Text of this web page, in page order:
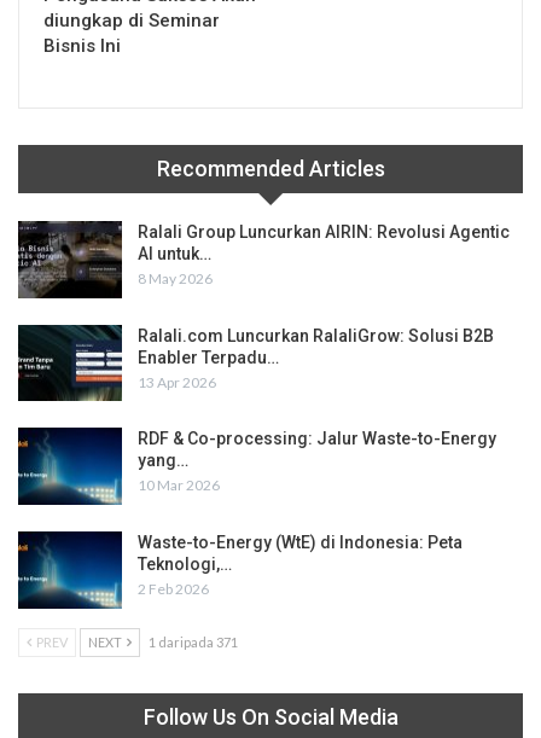
diungkap di Seminar
Bisnis Ini
Recommended Articles
Ralali Group Luncurkan AIRIN: Revolusi Agentic
AI untuk…
8 May 2026
Ralali.com Luncurkan RalaliGrow: Solusi B2B
Enabler Terpadu…
13 Apr 2026
RDF & Co-processing: Jalur Waste-to-Energy
yang…
10 Mar 2026
Waste-to-Energy (WtE) di Indonesia: Peta
Teknologi,…
2 Feb 2026
PREV NEXT 1 daripada 371
Follow Us On Social Media